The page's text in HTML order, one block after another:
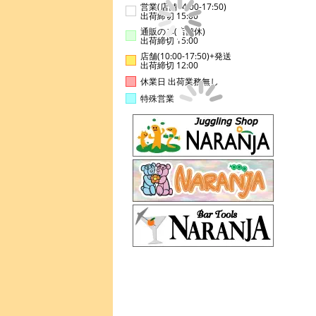
営業(店舗14:00-17:50)
出荷締切 15:00
通販のみ(店舗休)
出荷締切 15:00
店舗(10:00-17:50)+発送
出荷締切 12:00
休業日 出荷業務無し
特殊営業